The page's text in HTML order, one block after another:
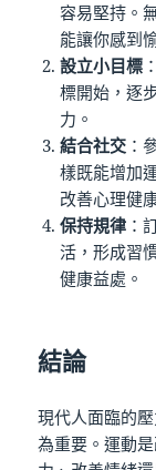
容易堅持。
能讓你感到
設立小目標
標開始，逐
力。
結合社交 ：
樣既能增加
改善心理健
保持規律 ：
活，形成習
健康益處。
結論
現代人面臨的
為重要。運動